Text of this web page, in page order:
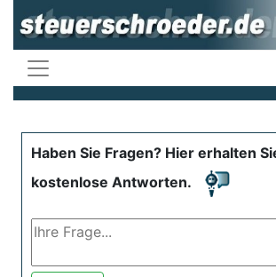
Haben Sie Fragen? Hier erhalten
kostenlose Antworten.